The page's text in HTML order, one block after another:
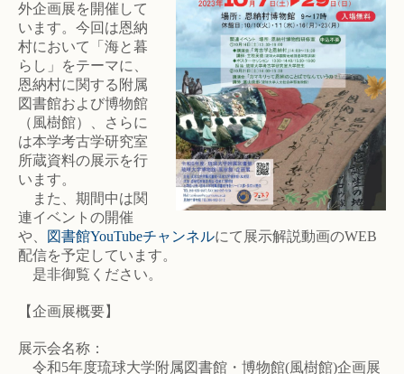
外企画展を開催して
います。今回は恩納
村において「海と暮
らし」をテーマに、
恩納村に関する附属
図書館および博物館
（風樹館）、さらに
は本学考古学研究室
所蔵資料の展示を行
います。
また、期間中は関
連イベントの開催
や、
図書館YouTubeチャンネルにて展示解説動画のWEB
配信を予定しています。
是非御覧ください。
【企画展概要】
展示会名称：
令和5年度琉球大学附属図書館・博物館(風樹館)企画展